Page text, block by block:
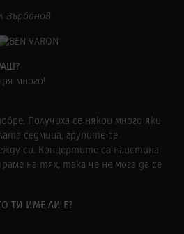
Върбанов
много!
Получиха се някои много яки
седмица, групите се
си. Концертите са наистина
на тях, така че не мога да се
ТИ ИМЕ ЛИ Е?